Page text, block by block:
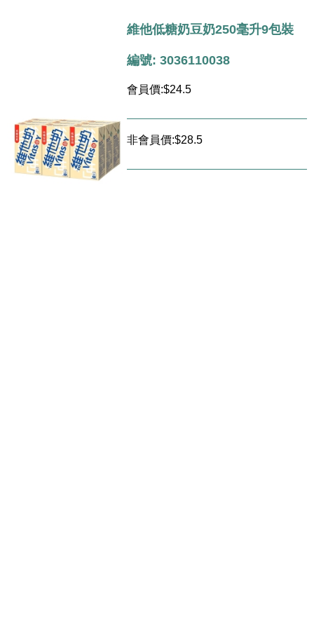
維他低糖奶豆奶250毫升9包裝
編號: 3036110038
會員價:$24.5
非會員價:$28.5